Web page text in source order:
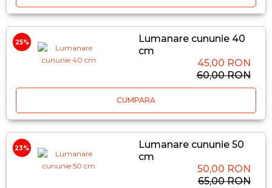
25%
Lumanare cununie 40
cm
45,00 RON
60,00 RON
CUMPARA
23%
Lumanare cununie 50
cm
50,00 RON
65,00 RON